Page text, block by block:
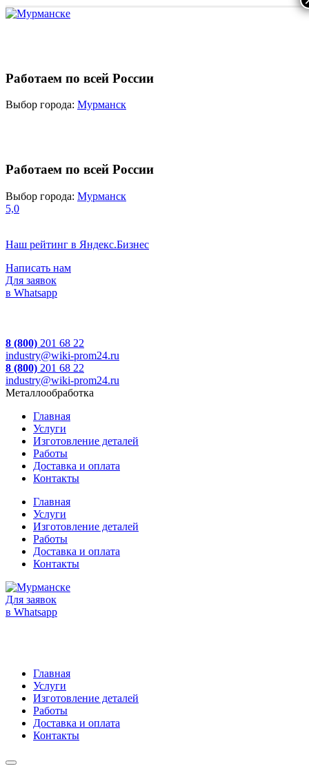
Работаем по всей России
Выбор города: Мурманск
Работаем по всей России
Выбор города: Мурманск
5,0
Наш рейтинг в Яндекс.Бизнес
Написать нам
Для заявок
в Whatsapp
8 (800) 201 68 22
industry@wiki-prom24.ru
8 (800) 201 68 22
industry@wiki-prom24.ru
Металлообработка
Главная
Услуги
Изготовление деталей
Работы
Доставка и оплата
Контакты
Главная
Услуги
Изготовление деталей
Работы
Доставка и оплата
Контакты
Для заявок
в Whatsapp
Главная
Услуги
Изготовление деталей
Работы
Доставка и оплата
Контакты